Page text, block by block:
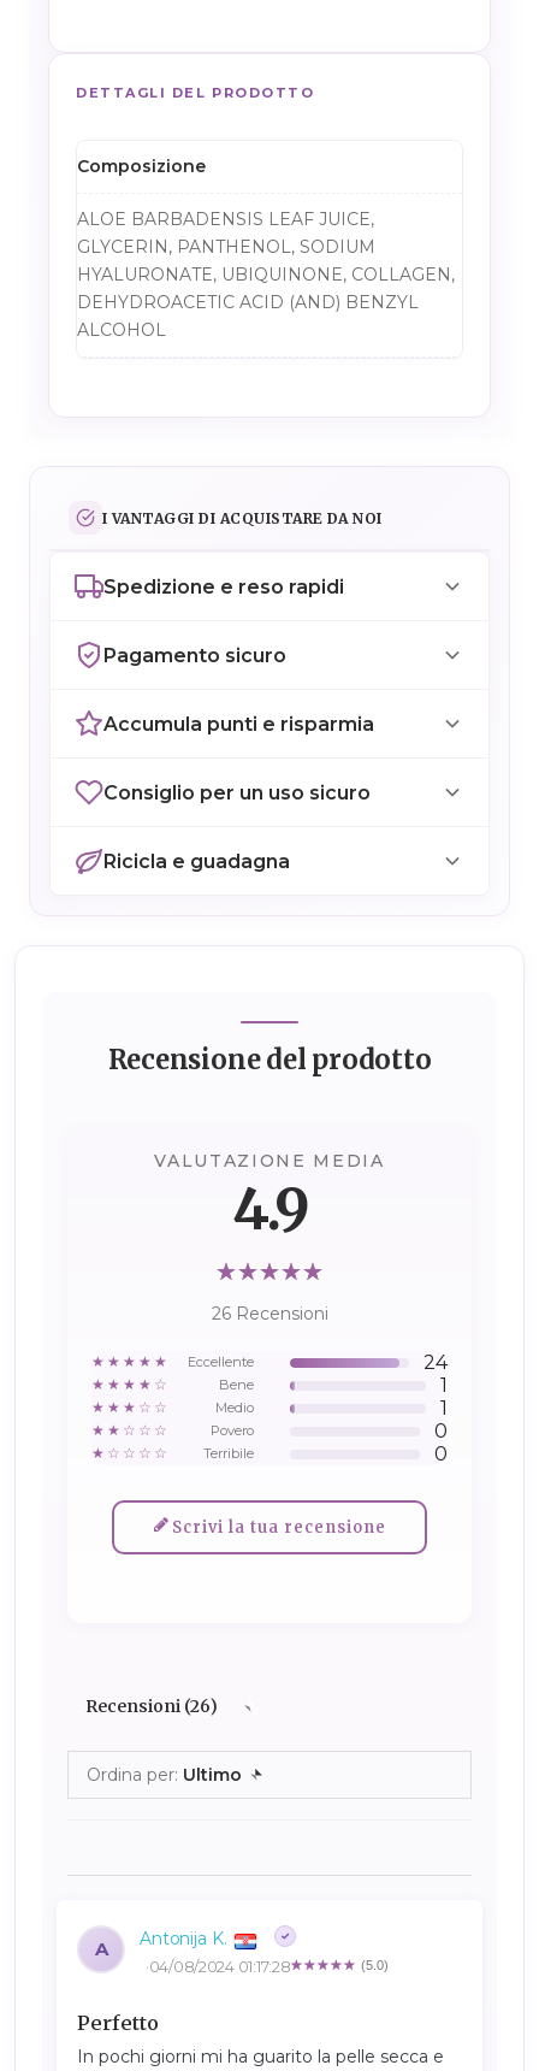
DETTAGLI DEL PRODOTTO
Composizione
ALOE BARBADENSIS LEAF JUICE,
GLYCERIN, PANTHENOL, SODIUM
HYALURONATE, UBIQUINONE, COLLAGEN,
DEHYDROACETIC ACID (AND) BENZYL
ALCOHOL
I VANTAGGI DI ACQUISTARE DA NOI
Spedizione e reso rapidi
Pagamento sicuro
Accumula punti e risparmia
Consiglio per un uso sicuro
Ricicla e guadagna
Recensione del prodotto
VALUTAZIONE MEDIA
4.9
26 Recensioni
★★★★★ Eccellente 24
★★★★☆ Bene 1
★★★☆☆ Medio 1
★★☆☆☆ Povero 0
★☆☆☆☆ Terribile 0
Scrivi la tua recensione
Recensioni (26)
Ordina per: Ultimo
A Antonija K.
(5.0)
04/08/2024 01:17:28
Perfetto
In pochi giorni mi ha guarito la pelle secca e